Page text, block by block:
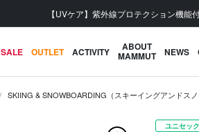
【UVケア】紫外線プロテクション機能
SALE OUTLET ACTIVITY ABOUT
MAMMUT NEWS
SKIING & SNOWBOARDING（スキーイングアンドスノ
ユニセッ